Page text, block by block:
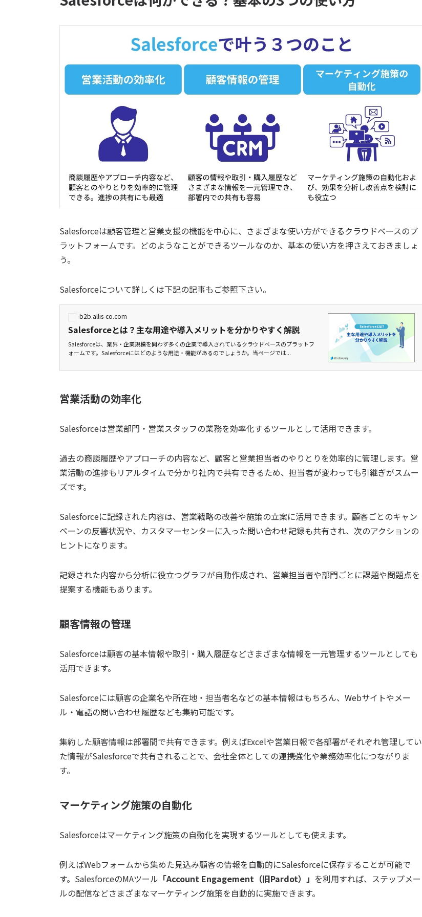
Salesforceは顧客管理と営業支援の機能を中心に、さまざまな使い方ができるクラウドベースのプ
ラットフォームです。どのようなことができるツールなのか、基本の使い方を押さえておきましょ
う。
Salesforceについて詳しくは下記の記事もご参照下さい。
b2b.allis-co.com
Salesforceとは？主な用途や導入メリットを分かりやすく解説
Salesforceは、業界・企業規模を問わず多くの企業で導入されているクラウドベースのプラットフ
ォームです。Salesforceにはどのような用途・機能があるのでしょうか。当ページでは...
営業活動の効率化
Salesforceは営業部門・営業スタッフの業務を効率化するツールとして活用できます。
過去の商談履歴やアプローチの内容など、顧客と営業担当者のやりとりを効率的に管理します。営
業活動の進捗もリアルタイムで分かり社内で共有できるため、担当者が変わっても引継ぎがスムー
ズです。
Salesforceに記録された内容は、営業戦略の改善や施策の立案に活用できます。顧客ごとのキャン
ペーンの反響状況や、カスタマーセンターに入った問い合わせ記録も共有され、次のアクションの
ヒントになります。
記録された内容から分析に役立つグラフが自動作成され、営業担当者や部門ごとに課題や問題点を
提案する機能もあります。
顧客情報の管理
Salesforceは顧客の基本情報や取引・購入履歴などさまざまな情報を一元管理するツールとしても
活用できます。
Salesforceには顧客の企業名や所在地・担当者名などの基本情報はもちろん、Webサイトやメー
ル・電話の問い合わせ履歴なども集約可能です。
集約した顧客情報は部署間で共有できます。例えばExcelや営業日報で各部署がそれぞれ管理してい
た情報がSalesforceで共有されることで、会社全体としての連携強化や業務効率化につながりま
す。
マーケティング施策の自動化
Salesforceはマーケティング施策の自動化を実現するツールとしても使えます。
例えばWebフォームから集めた見込み顧客の情報を自動的にSalesforceに保存することが可能で
す。SalesforceのMAツール 「Account Engagement（旧Pardot）」 を利用すれば、ステップメー
ルの配信などさまざまなマーケティング施策を自動的に実施できます。